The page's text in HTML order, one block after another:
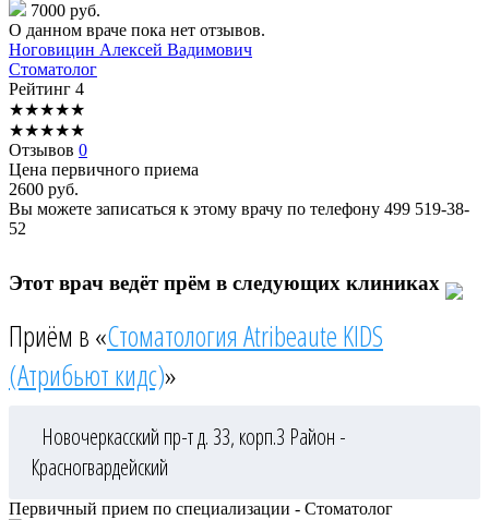
7000 руб.
О данном враче пока нет отзывов.
Ноговицин Алексей Вадимович
Стоматолог
Рейтинг 4
★★★★★
★★★★★
Отзывов 0
Цена первичного приема
2600 руб.
Вы можете записаться к этому врачу по телефону 499 519-38-
52
Этот врач ведёт прём в следующих клиниках
Приём в «Стоматология Atribeaute KIDS
(Атрибьют кидс)»
Новочеркасский пр-т д. 33, корп.3 Район -
Красногвардейский
Первичный прием по специализации - Стоматолог